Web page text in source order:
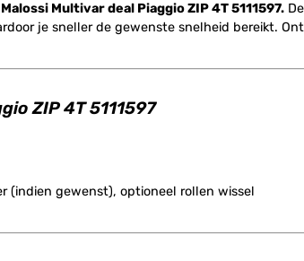
Malossi Multivar deal Piaggio ZIP 4T 5111597.
je sneller de gewenste snelheid bereikt.
ZIP 4T 5111597
(indien gewenst), optioneel rollen wissel